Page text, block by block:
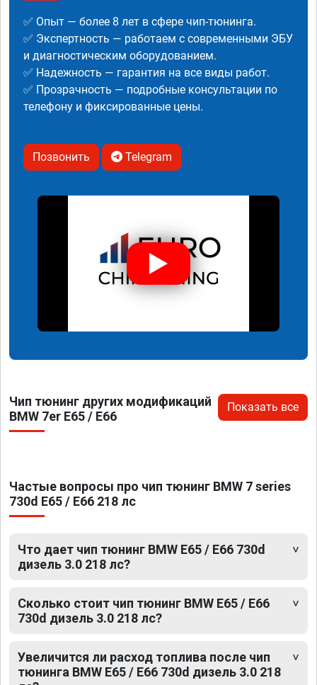
✅ Опыт — более 8 лет в сфере чип-тюнинга.
✅ Экспертность — работаем с современными ЭБУ
и диагностическим оборудованием.
✅ Надежность — гарантия на все виды работ.
✅ Прозрачность — подробные консультации по
телефону и фиксированные цены.
Позвонить Telegram
Чип тюнинг других модификаций
BMW 7er E65 / E66
Показать все
Частые вопросы про чип тюнинг BMW 7 series
730d E65 / E66 218 лс
Что дает чип тюнинг BMW E65 / E66 730d
дизель 3.0 218 лс?
Сколько стоит чип тюнинг BMW E65 / E66
730d дизель 3.0 218 лс?
Увеличится ли расход топлива после чип
тюнинга BMW E65 / E66 730d дизель 3.0 218